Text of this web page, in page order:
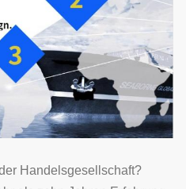
Handelsgesellschaft?